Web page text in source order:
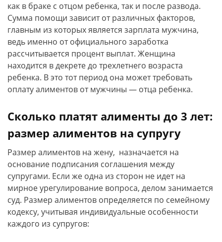
как в браке с отцом ребенка, так и после развода.
Сумма помощи зависит от различных факторов,
главным из которых является зарплата мужчина,
ведь именно от официального заработка
рассчитывается процент выплат. Женщина
находится в декрете до трехлетнего возраста
ребенка. В это тот период она может требовать
оплату алиментов от мужчины — отца ребенка.
Сколько платят алименты до 3 лет:
размер алиментов на супругу
Размер алиментов на жену, назначается на
основание подписания соглашения между
супругами. Если же одна из сторон не идет на
мирное урегулирование вопроса, делом занимается
суд. Размер алиментов определяется по семейному
кодексу, учитывая индивидуальные особенности
каждого из супругов: